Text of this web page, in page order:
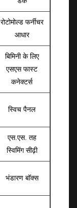
रोटोमोल्ड फर्नीचर
आधार
बिमिनी के लिए
एसएस फास्ट
कनेक्टर्स
स्विच पैनल
एस.एस. तह
स्विमिंग सीढ़ी
भंडारण बॉक्स